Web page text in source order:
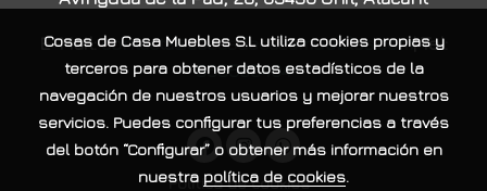
E-Mail:contacta@cosasdecasamuebles.com|Tel:
965565404
Política de cookies
Cosas de Casa Muebles S.Lutiliza cookies propias y
terceros para obtener datos estadísticos de la
navegación de nuestros usuarios y mejorar nuestros
servicios. Puedes configurar tus preferencias a través
del botón “Configurar” o obtener más información en
nuestra política de cookies.